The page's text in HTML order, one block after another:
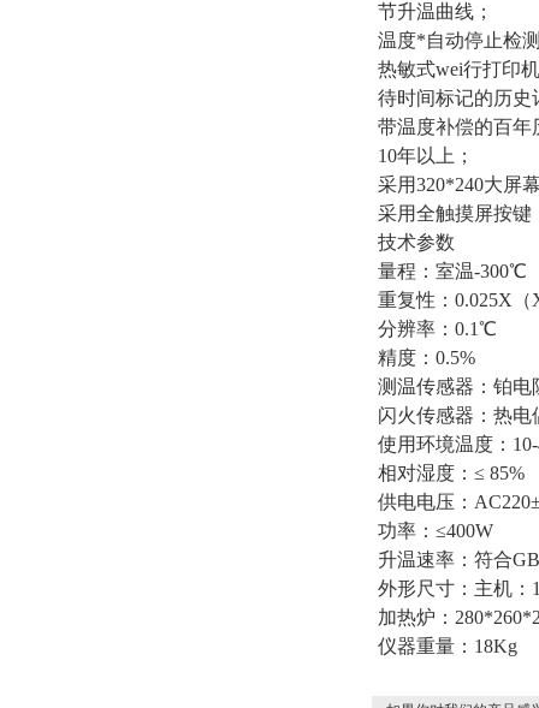
节升温曲线；
温度*自动停止检
热敏式wei行打印
待时间标记的历史
带温度补偿的百年
10年以上；
采用320*240大屏
采用全触摸屏按键
技术参数
量程：室温-300℃
重复性：0.025X
分辨率：0.1℃
精度：0.5%
测温传感器：铂电
闪火传感器：热电
使用环境温度：
相对湿度：≤ 85%
供电电压：
功率：≤400W
升温速率：符合
外形尺寸：主机：
加热炉：
仪器重量：18Kg